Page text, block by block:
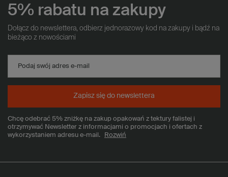
5% rabatu na zakupy
Dołącz do newslettera, odbierz jednorazowy kod na zakupy i bądź na
bieżąco z nowościami
Podaj swój adres e-mail
Chcę odebrać 5% zniżkę na zakup opakowań z tektury falistej i
otrzymywać Newsletter z informacjami o promocjach i ofertach z
wykorzystaniem adresu e-mail.
Rozwiń
Zapisz się do newslettera